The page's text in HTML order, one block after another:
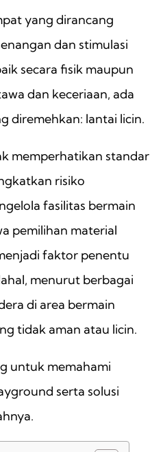
yang dirancang
dan stimulasi
secara fisik maupun
dan keceriaan, ada
diremehkan: lantai licin.
memperhatikan standar
risiko
fasilitas bermain
pemilihan material
faktor penentu
menurut berbagai
di area bermain
tidak aman atau licin.
untuk memahami
serta solusi